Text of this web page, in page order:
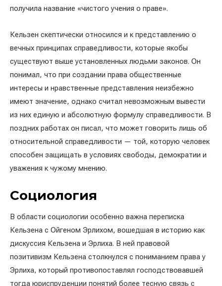
получила название «чистого учения о праве».
Кельзен скептически относился и к представлению о
вечных принципах справедливости, которые якобы
существуют выше установленных людьми законов. Он
понимал, что при создании права общественные
интересы и нравственные представления неизбежно
имеют значение, однако считал невозможным вывести
из них единую и абсолютную формулу справедливости. В
поздних работах он писал, что может говорить лишь об
относительной справедливости — той, которую человек
способен защищать в условиях свободы, демократии и
уважения к чужому мнению.
Социология
В области социологии особенно важна переписка
Кельзена с Ойгеном Эрлихом, вошедшая в историю как
дискуссия Кельзена и Эрлиха. В ней правовой
позитивизм Кельзена столкнулся с пониманием права у
Эрлиха, который противопоставлял господствовавшей
тогда юриспруденции понятий более тесную связь с